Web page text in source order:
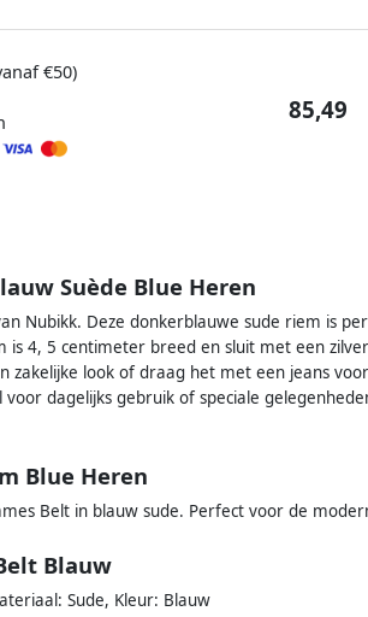
€50)
85,49
Suède Blue Heren
Nubikk. Deze donkerblauwe sude riem is
is 4, 5 centimeter breed en sluit met een
look of draag het met een jeans
dagelijks gebruik of speciale
Blue Heren
Belt in blauw sude. Perfect voor de
Blauw
Sude, Kleur: Blauw